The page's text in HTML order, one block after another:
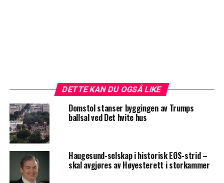
DETTE KAN DU OGSÅ LIKE
Domstol stanser byggingen av Trumps
ballsal ved Det hvite hus
Haugesund-selskap i historisk EØS-strid –
skal avgjøres av Høyesterett i storkammer